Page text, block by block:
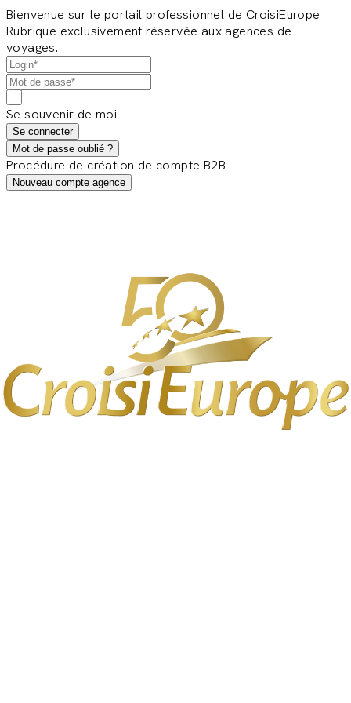
Bienvenue sur le portail professionnel de CroisiEurope
Rubrique exclusivement réservée aux agences de
voyages.
Se souvenir de moi
Se connecter
Mot de passe oublié ?
Procédure de création de compte B2B
Nouveau compte agence